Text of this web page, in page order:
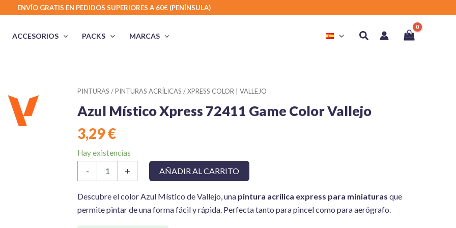
ENVÍO GRATIS EN PEDIDOS SUPERIORES A 60€ (PENÍNSULA)
ACCESORIOS PACKS MARCAS Buscar
PINTURAS /PINTURAS ACRÍLICAS /XPRESS COLOR | VALLEJO
Azul Místico Xpress 72411 Game Color Vallejo
3,29€
Hay existencias
-
Místico
72411
Color
Vallejo
+ AÑADIR AL CARRITO
Descubre el color Azul Místico de Vallejo, una pintura acrílica express para miniaturas que
permite​​ pintar de​​ una forma fácil​​ y rápida. Perfecta tanto para pincel como para aerógrafo.